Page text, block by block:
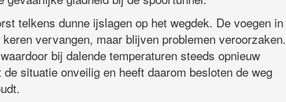
telkens dunne ijslagen op het wegdek. De voegen in
vervangen, maar blijven problemen veroorzaken.
bij dalende temperaturen steeds opnieuw
situatie onveilig en heeft daarom besloten de weg